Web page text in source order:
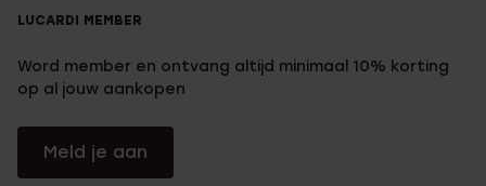
LUCARDI MEMBER
Word member en ontvang altijd minimaal 10% korting
op al jouw aankopen
Meld je aan